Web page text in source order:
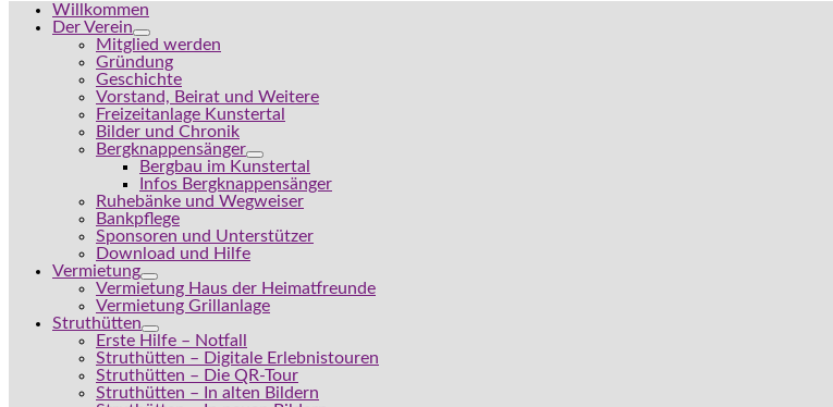
Willkommen
Der Verein
Mitglied werden
Gründung
Geschichte
Vorstand, Beirat und Weitere
Freizeitanlage Kunstertal
Bilder und Chronik
Bergknappensänger
Bergbau im Kunstertal
Infos Bergknappensänger
Ruhebänke und Wegweiser
Bankpflege
Sponsoren und Unterstützer
Download und Hilfe
Vermietung
Vermietung Haus der Heimatfreunde
Vermietung Grillanlage
Struthütten
Erste Hilfe – Notfall
Struthütten – Digitale Erlebnistouren
Struthütten – Die QR-Tour
Struthütten – In alten Bildern